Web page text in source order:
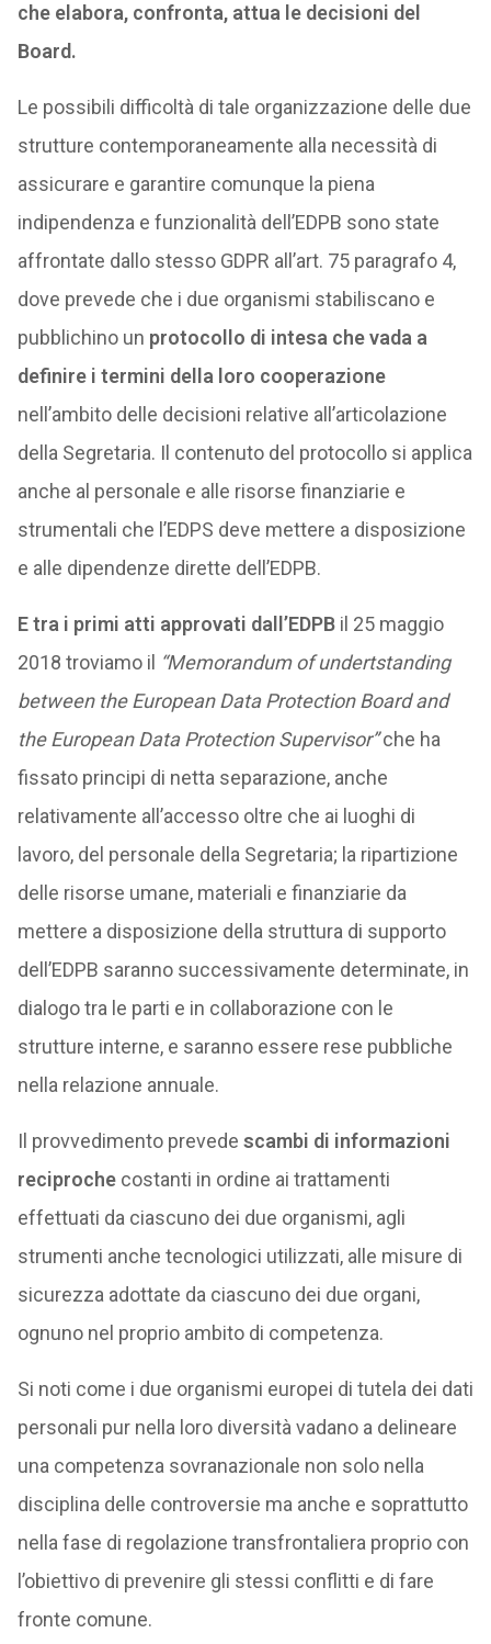
che elabora, confronta, attua le decisioni del
Board.
Le possibili difficoltà di tale organizzazione delle due
strutture contemporaneamente alla necessità di
assicurare e garantire comunque la piena
indipendenza e funzionalità dell’EDPB sono state
affrontate dallo stesso GDPR all’art. 75 paragrafo 4,
dove prevede che i due organismi stabiliscano e
pubblichino un protocollo di intesa che vada a
definire i termini della loro cooperazione
nell’ambito delle decisioni relative all’articolazione
della Segretaria. Il contenuto del protocollo si applica
anche al personale e alle risorse finanziarie e
strumentali che l’EDPS deve mettere a disposizione
e alle dipendenze dirette dell’EDPB.
E tra i primi atti approvati dall’EDPBil 25 maggio
2018 troviamo il “Memorandum of undertstanding
between the European Data Protection Board and
the European Data Protection Supervisor”che ha
fissato principi di netta separazione, anche
relativamente all’accesso oltre che ai luoghi di
lavoro, del personale della Segretaria; la ripartizione
delle risorse umane, materiali e finanziarie da
mettere a disposizione della struttura di supporto
dell’EDPB saranno successivamente determinate, in
dialogo tra le parti e in collaborazione con le
strutture interne, e saranno essere rese pubbliche
nella relazione annuale.
Il provvedimento prevede scambi di informazioni
reciprochecostanti in ordine ai trattamenti
effettuati da ciascuno dei due organismi, agli
strumenti anche tecnologici utilizzati, alle misure di
sicurezza adottate da ciascuno dei due organi,
ognuno nel proprio ambito di competenza.
Si noti come i due organismi europei di tutela dei dati
personali pur nella loro diversità vadano a delineare
una competenza sovranazionale non solo nella
disciplina delle controversie ma anche e soprattutto
nella fase di regolazione transfrontaliera proprio con
l’obiettivo di prevenire gli stessi conflitti e di fare
fronte comune.